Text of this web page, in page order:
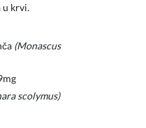
u krvi.
(Monascus
scolymus)